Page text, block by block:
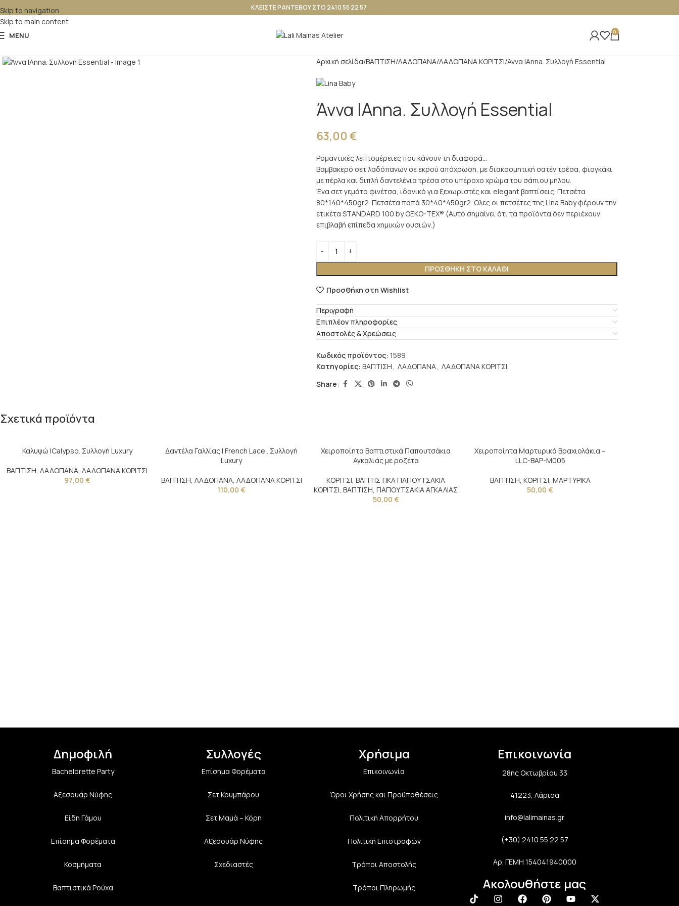
Skip to navigation
Skip to main content
ΚΛΕΙΣΤΕ ΡΑΝΤΕΒΟΥ ΣΤΟ 2410 55 22 57
MENU 0
Αρχική σελίδα ΒΑΠΤΙΣΗ ΛΑΔΟΠΑΝΑ ΛΑΔΟΠΑΝΑ ΚΟΡΙΤΣΙ Άννα |Anna. Συλλογή Essential
Άννα |Anna. Συλλογή Essential
63,00 €
Ρομαντικές λεπτομέρειες που κάνουν τη διαφορά…
Βαμβακερό σετ λαδόπανων σε εκρού απόχρωση, με διακοσμητική σατέν τρέσα, φιογκάκι
με πέρλα και διπλή δαντελένια τρέσα στο υπέροχο χρώμα του σάπιου μήλου.
Ένα σετ γεμάτο φινέτσα, ιδανικό για ξεχωριστές και elegant βαπτίσεις. Πετσέτα
80*140*450gr2. Πετσέτα παπά 30*40*450gr2. Ολες οι πετσέτες της Lina Baby φέρουν την
ετικέτα STANDARD 100 by OEKO-TEX® (Αυτό σημαίνει ότι τα προϊόντα δεν περιέχουν
επιβλαβή επίπεδα χημικών ουσιών.)
ΠΡΟΣΘΉΚΗ ΣΤΟ ΚΑΛΆΘΙ
Προσθήκη στη Wishlist
Περιγραφή
Επιπλέον πληροφορίες
Αποστολές & Χρεώσεις
Κωδικός προϊόντος: 1589
Κατηγορίες: ΒΑΠΤΙΣΗ, ΛΑΔΟΠΑΝΑ, ΛΑΔΟΠΑΝΑ ΚΟΡΙΤΣΙ
Share:
Σχετικά προϊόντα
Καλυψώ |Calypso. Συλλογή Luxury
ΒΑΠΤΙΣΗ,ΛΑΔΟΠΑΝΑ,ΛΑΔΟΠΑΝΑ ΚΟΡΙΤΣΙ
97,00 €
Δαντέλα Γαλλίας | French Lace . Συλλογή
Luxury
ΒΑΠΤΙΣΗ, ΛΑΔΟΠΑΝΑ, ΛΑΔΟΠΑΝΑ ΚΟΡΙΤΣΙ
110,00 €
Χειροποίητα Βαπτιστικά Παπουτσάκια
Αγκαλιάς με ροζέτα
ΚΟΡΙΤΣΙ,ΒΑΠΤΙΣΤΙΚΑ ΠΑΠΟΥΤΣΑΚΙΑ
ΚΟΡΙΤΣΙ,ΒΑΠΤΙΣΗ,ΠΑΠΟΥΤΣΑΚΙΑ ΑΓΚΑΛΙΑΣ
50,00 €
Χειροποίητα Μαρτυρικά Βραχιολάκια –
LLC-BAP-M005
ΒΑΠΤΙΣΗ, ΚΟΡΙΤΣΙ, ΜΑΡΤΥΡΙΚΑ
50,00 €
Δημοφιλή
Bachelorette Party
Αξεσουάρ Νύφης
Είδη Γάμου
Επίσημα Φορέματα
Κοσμήματα
Βαπτιστικά Ρούχα
Συλλογές
Επίσημα Φορέματα
Σετ Κουμπάρου
Σετ Μαμά – Κόρη
Αξεσουάρ Νύφης
Σχεδιαστές
Χρήσιμα
Επικοινωνία
Όροι Χρήσης και Προϋποθέσεις
Πολιτική Aπορρήτου
Πολιτική Επιστροφών
Τρόποι Αποστολής
Τρόποι Πληρωμής
Επικοινωνία
28ης Οκτωβρίου 33
41223, Λάρισα
info@lalimainas.gr
(+30) 2410 55 22 57
Αρ. ΓΕΜΗ 154041940000
Ακολουθήστε μας